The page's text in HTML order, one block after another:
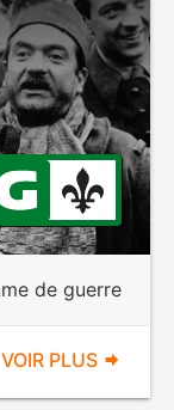
de guerre
VOIR PLUS